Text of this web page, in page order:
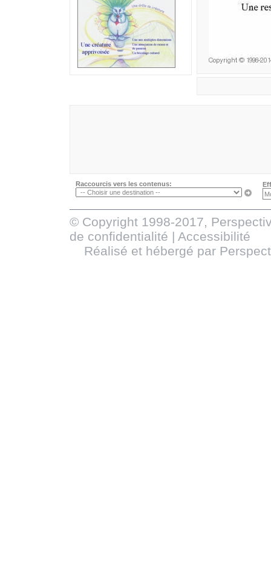
Raccourcis vers les contenus:
© Copyright 1998-2017,
de confidentialité | Accessibilité
Réalisé et hébergé par